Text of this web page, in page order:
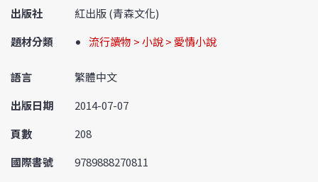
出版社
紅出版 (青森文化)
題材分類
流行讀物 > 小說 > 愛情小說
語言
繁體中文
出版日期
2014-07-07
頁數
208
國際書號
9789888270811